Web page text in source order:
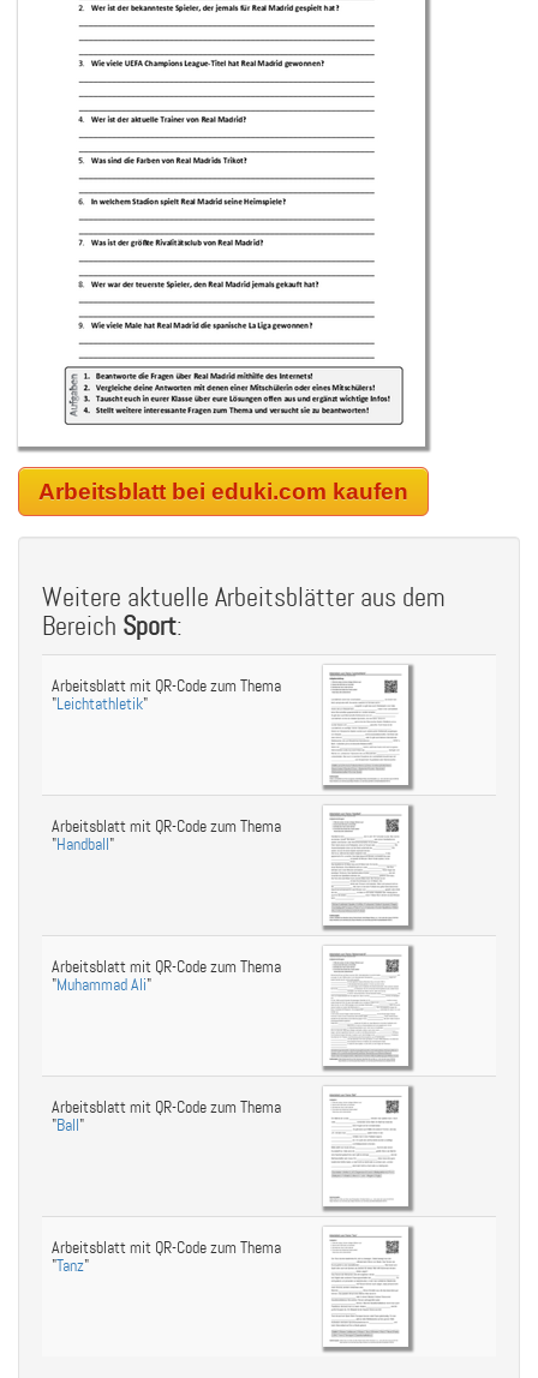
Arbeitsblatt bei eduki.com kaufen
Weitere aktuelle Arbeitsblätter aus dem
Bereich Sport:
Arbeitsblatt mit QR-Code zum Thema
"Leichtathletik"
Arbeitsblatt mit QR-Code zum Thema
"Handball"
Arbeitsblatt mit QR-Code zum Thema
"Muhammad Ali"
Arbeitsblatt mit QR-Code zum Thema
"Ball"
Arbeitsblatt mit QR-Code zum Thema
"Tanz"